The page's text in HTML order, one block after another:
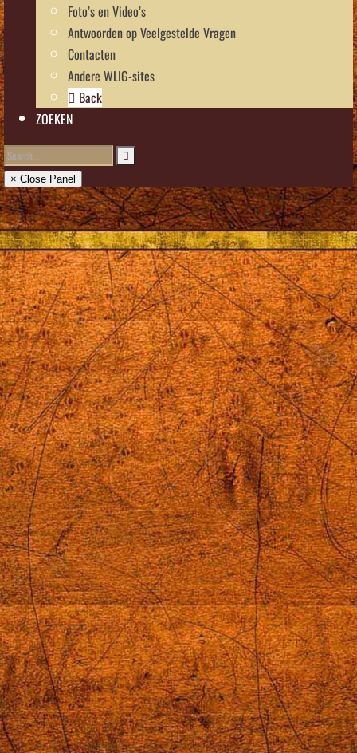
Foto’s en Video’s
Antwoorden op Veelgestelde Vragen
Contacten
Andere WLIG-sites
Back
ZOEKEN
× Close Panel